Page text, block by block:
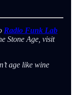
Radio Funk Lab
Stone Age, visit
age like wine